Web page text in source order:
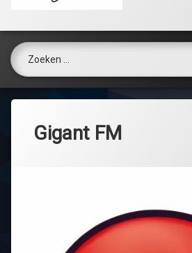
Zoeken
Gigant FM